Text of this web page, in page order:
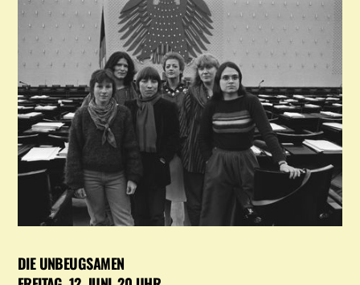
DIE UNBEUGSAMEN